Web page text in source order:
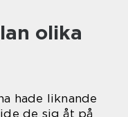
olika
hade liknande
de sig åt på